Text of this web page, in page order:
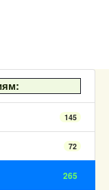
145
72
265